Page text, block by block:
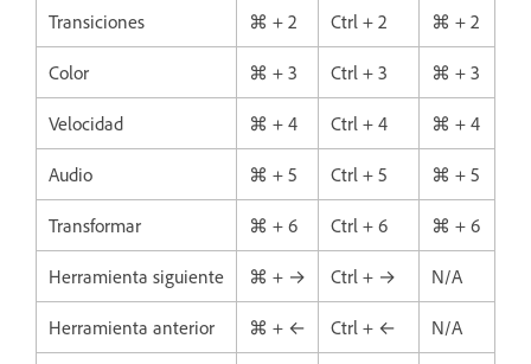
Transiciones ⌘ + 2 Ctrl + 2 ⌘ + 2
Color ⌘ + 3 Ctrl + 3 ⌘ + 3
Velocidad ⌘ + 4 Ctrl + 4 ⌘ + 4
Audio ⌘ + 5 Ctrl + 5 ⌘ + 5
Transformar ⌘ + 6 Ctrl + 6 ⌘ + 6
Herramienta siguiente ⌘ + → Ctrl + → N/A
Herramienta anterior ⌘ + ← Ctrl + ← N/A